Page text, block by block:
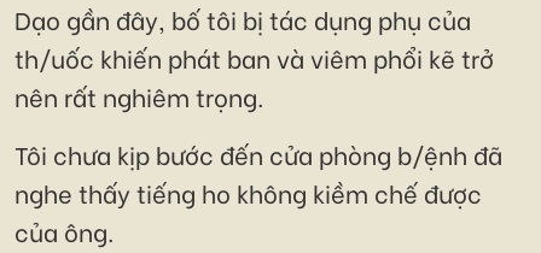
Dạo gần đây, bố tôi bị tác dụng phụ của
th/uốc khiến phát ban và viêm phổi kẽ trở
nên rất nghiêm trọng.
Tôi chưa kịp bước đến cửa phòng b/ệnh đã
nghe thấy tiếng ho không kiềm chế được
của ông.